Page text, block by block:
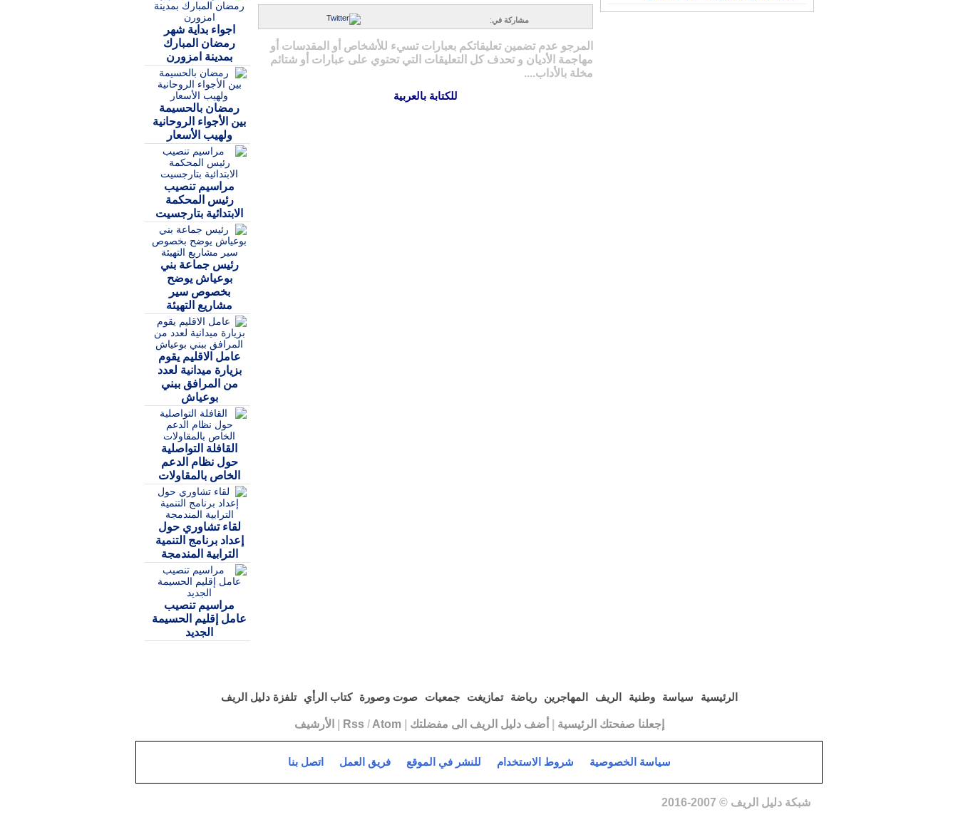
مشاركة في:
المرجو عدم تضمين تعليقاتكم بعبارات تسيء للأشخاص أو المقدسات أو
مهاجمة الأديان و تحدف كل التعليقات التي تحتوي على عبارات أو شتائم
مخلة بالأداب....
للكتابة بالعربية
اجواء بداية شهر
رمضان المبارك
بمدينة امزورن
رمضان بالحسيمة
بين الأجواء الروحانية
ولهيب الأسعار
مراسيم تنصيب
رئيس المحكمة
الابتدائية بتارجسيت
رئيس جماعة بني
بوعياش يوضح
بخصوص سير
مشاريع التهيئة
عامل الاقليم يقوم
بزيارة ميدانية لعدد
من المرافق ببني
بوعياش
القافلة التواصلية
حول نظام الدعم
الخاص بالمقاولات
لقاء تشاوري حول
إعداد برنامج التنمية
الترابية المندمجة
مراسيم تنصيب
عامل إقليم الحسيمة
الجديد
الرئيسية سياسة وطنية الريف المهاجرين رياضة تمازيغت جمعيات صوت وصورة كتاب الرأي تلفزة دليل الريف
إجعلنا صفحتك الرئيسية أضف دليل الريف الى مفضلتك |
Rss / Atom الأرشيف
سياسة الخصوصية شروط الاستخدام للنشر في الموقع فريق العمل اتصل بنا
شبكة دليل الريف © 2007-2016